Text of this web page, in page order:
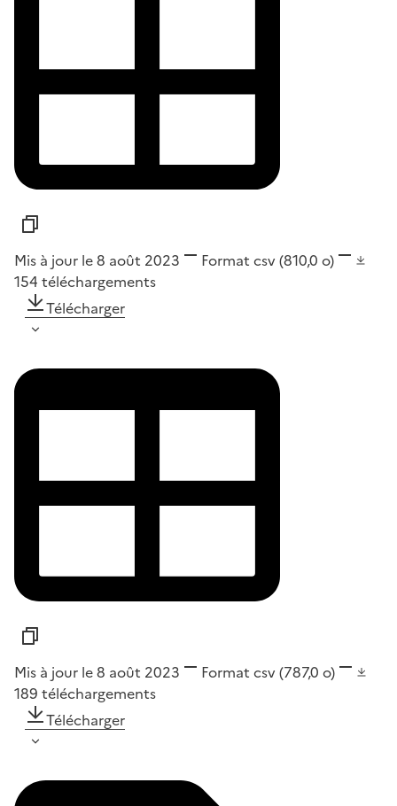
Mis à jour le 8 août 2023 Format csv(810,0 o)
154 téléchargements
Télécharger
Mis à jour le 8 août 2023 Format csv(787,0 o)
189 téléchargements
Télécharger